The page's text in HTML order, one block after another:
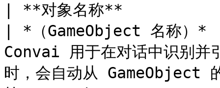
| **对象名称**
| *（GameObject 名称）
Convai 用于在对话中识别并
时，会自动从 GameObject